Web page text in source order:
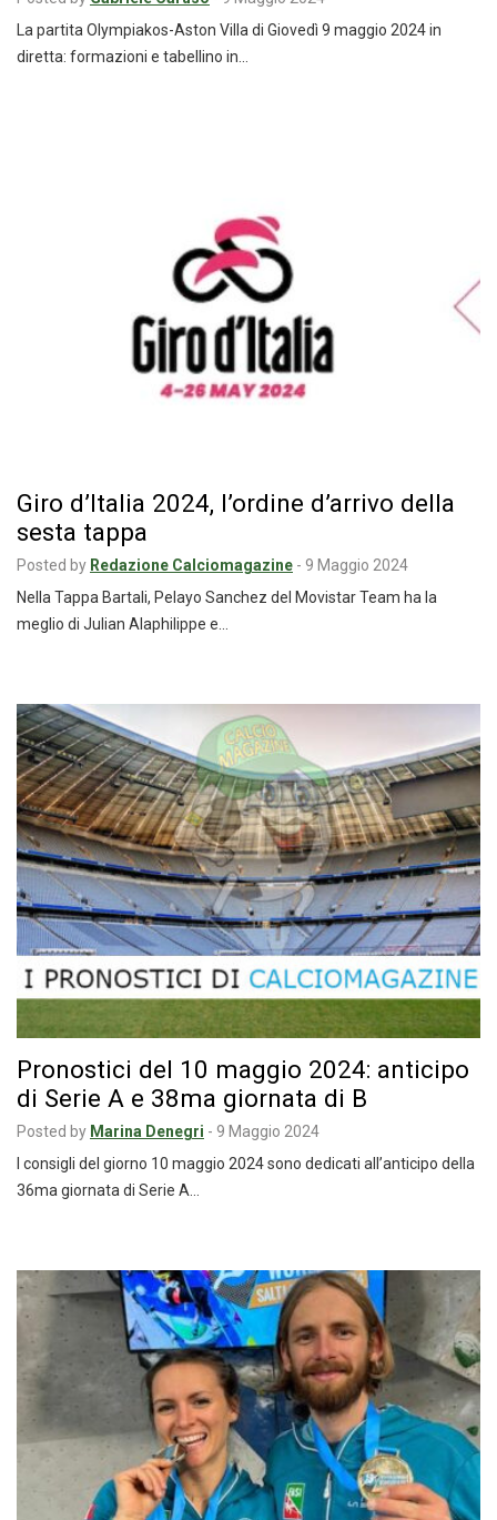
La partita Olympiakos-Aston Villa di Giovedì 9 maggio 2024 in
diretta: formazioni e tabellino in…
Giro d’Italia 2024, l’ordine d’arrivo della
sesta tappa
Posted by Redazione Calciomagazine - 9 Maggio 2024
Nella Tappa Bartali, Pelayo Sanchez del Movistar Team ha la
meglio di Julian Alaphilippe e…
Pronostici del 10 maggio 2024: anticipo
di Serie A e 38ma giornata di B
Posted by Marina Denegri - 9 Maggio 2024
I consigli del giorno 10 maggio 2024 sono dedicati all’anticipo della
36ma giornata di Serie A…